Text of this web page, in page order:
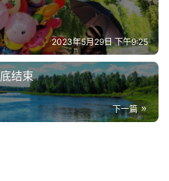
2023年5月29日 下午9:25
结束
下一篇